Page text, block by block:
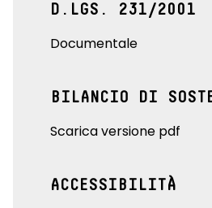
D.LGS. 231/2001
Documentale
BILANCIO DI
Scarica versione pdf
ACCESSIBILITÀ